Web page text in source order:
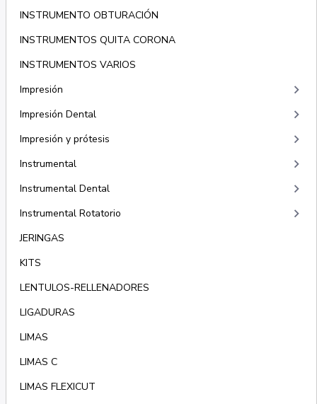
INSTRUMENTO OBTURACIÓN
INSTRUMENTOS QUITA CORONA
INSTRUMENTOS VARIOS
Impresión
keyboard_arrow_right
Impresión Dental keyboard_arrow_right
Impresión y prótesis keyboard_arrow_right
Instrumental keyboard_arrow_right
Instrumental Dental keyboard_arrow_right
Instrumental Rotatorio keyboard_arrow_right
JERINGAS
KITS
LENTULOS-RELLENADORES
LIGADURAS
LIMAS
LIMAS C
LIMAS FLEXICUT